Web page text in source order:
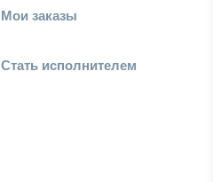
Мои заказы
Стать исполнителем